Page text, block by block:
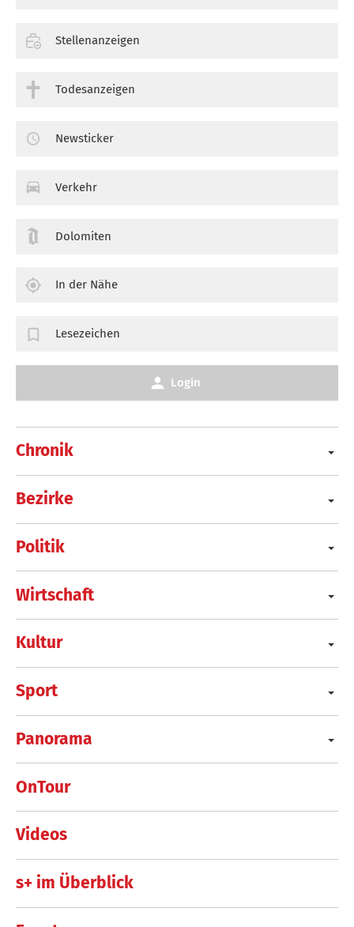
Chronik
Bezirke
Politik
Wirtschaft
Kultur
Sport
Panorama
OnTour
Videos
s+ im Überblick
Stellenanzeigen
Todesanzeigen
Newsticker
Verkehr
Dolomiten
In der Nähe
Lesezeichen
Login